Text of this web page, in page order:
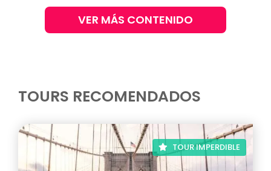
VER MÁS CONTENIDO
TOURS RECOMENDADOS
TOUR IMPERDIBLE